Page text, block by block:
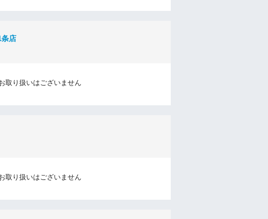
店
取り扱いはございません
取り扱いはございません